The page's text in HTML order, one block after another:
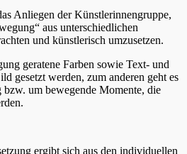
Anliegen der Künstlerinnengruppe,
aus unterschiedlichen
und künstlerisch umzusetzen.
geratene Farben sowie Text- und
gesetzt werden, zum anderen geht es
um bewegende Momente, die
ergibt sich aus den individuellen